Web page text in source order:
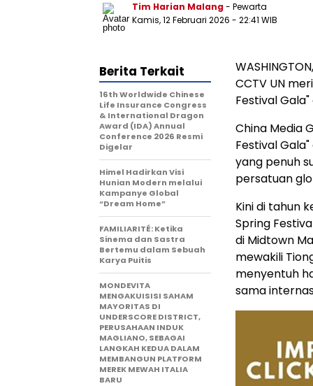
Tim Harian Malang- Pewarta
Kamis, 12 Februari 2026 - 22:41 WIB
WASHINGTON
CCTV UN
Festival
China Media
Festival
yang penuh
persatuan
Kini di tahun
Spring
di Midtown
mewakili
menyentuh
sama
Berita Terkait
16th Worldwide Chinese
Life Insurance Congress
& International Dragon
Award (IDA) Annual
Conference 2026 Resmi
Digelar
Himel Hadirkan Visi
Hunian Modern melalui
Kampanye Global
“Dream Home”
FAMILIARITÉ: Ketika
Sinema dan Sastra
Bertemu dalam Sebuah
Karya Puitis
MONDEVITA
MENGAKUISISI SAHAM
MAYORITAS DI
UNDERSCORE DISTRICT,
PERUSAHAAN INDUK
MAGLIANO, SEBAGAI
LANGKAH KEDUA DALAM
MEMBANGUN PLATFORM
MEREK MEWAH ITALIA
BARU